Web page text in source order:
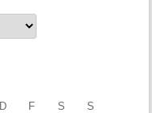
D F S
S